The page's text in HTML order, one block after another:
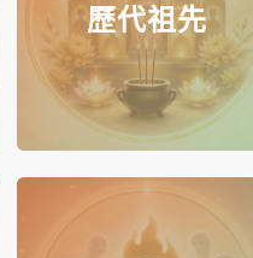
歷代祖先